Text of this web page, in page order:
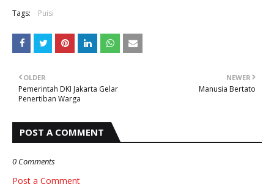
Tags: Puisi
NEWER
Manusia Bertato
OLDER
Pemerintah DKI Jakarta Gelar
Penertiban Warga
POST A COMMENT
0 Comments
Post a Comment